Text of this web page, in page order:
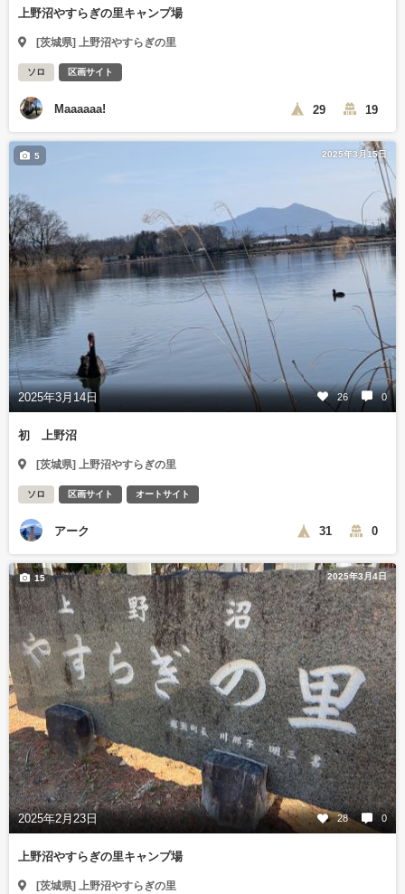
上野沼やすらぎの里キャンプ場
[茨城県] 上野沼やすらぎの里
ソロ 区画サイト
Maaaaaa! 29 19
2025年3月15日
2025年3月14日 26 0
5
初 上野沼
[茨城県] 上野沼やすらぎの里
ソロ 区画サイト オートサイト
アーク 31 0
2025年3月4日
2025年2月23日 28 0
15
上野沼やすらぎの里キャンプ場
[茨城県] 上野沼やすらぎの里